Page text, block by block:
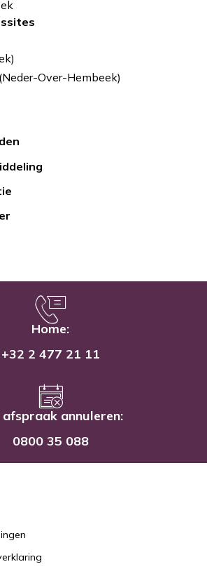
Over-Hembeek)
Home:
+32 2 477 21 11
afspraak annuleren:
0800 35 088